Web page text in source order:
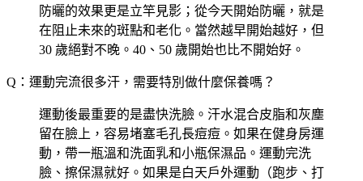
防曬的效果更是立竿見影；從今天開始防曬，就是
在阻止未來的斑點和老化。當然越早開始越好，但
30 歲絕對不晚。40、50 歲開始也比不開始好。
Q：運動完流很多汗，需要特別做什麼保養嗎？
運動後最重要的是盡快洗臉。汗水混合皮脂和灰塵
留在臉上，容易堵塞毛孔長痘痘。如果在健身房運
動，帶一瓶溫和洗面乳和小瓶保濕品。運動完洗
臉、擦保濕就好。如果是白天戶外運動（跑步、打